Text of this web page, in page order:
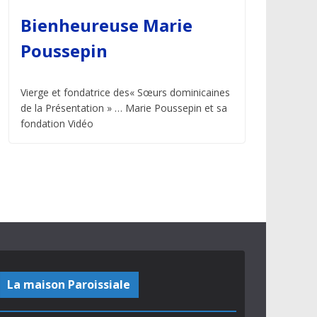
Bienheureuse Marie
Poussepin
Vierge et fondatrice des« Sœurs dominicaines
de la Présentation » … Marie Poussepin et sa
fondation Vidéo
La maison Paroissiale